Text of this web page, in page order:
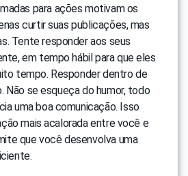
para ações motivam os
curtir suas publicações, mas
Tente responder aos seus
em tempo hábil para que eles
tempo. Responder dentro de
Não se esqueça do humor, todo
uma boa comunicação. Isso
mais acalorada entre você e
que você desenvolva uma